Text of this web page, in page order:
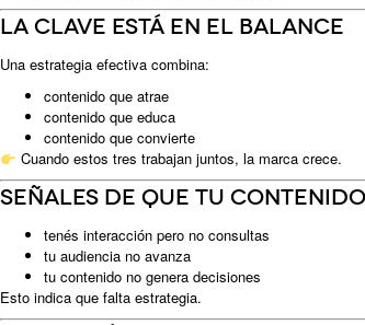
La clave está en el balance
Una estrategia efectiva combina:
contenido que atrae
contenido que educa
contenido que convierte
Cuando estos tres trabajan juntos, la marca crece.
Señales de que tu
tenés interacción pero no consultas
tu audiencia no avanza
tu contenido no genera decisiones
Esto indica que falta estrategia.